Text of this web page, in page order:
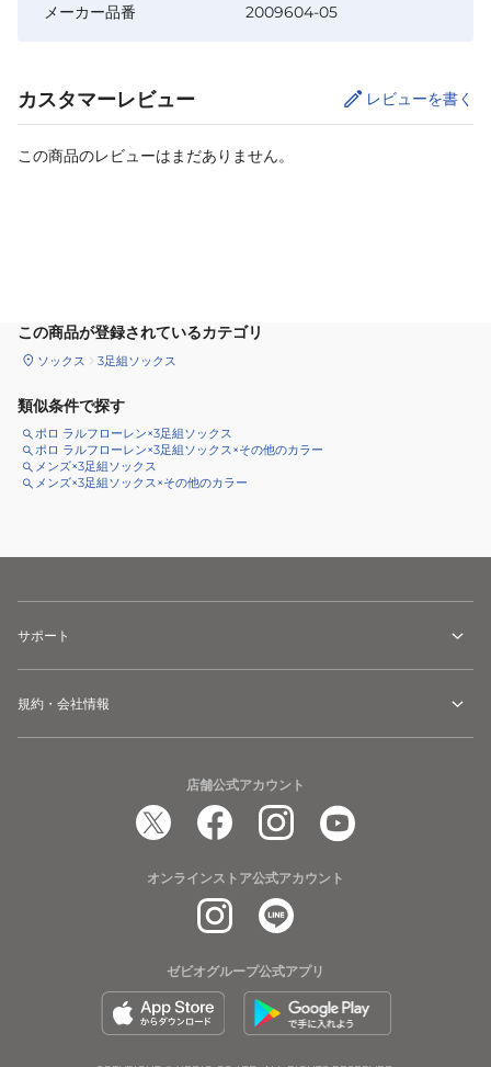
メーカー品番
2009604-05
カスタマーレビュー レビューを書く
この商品のレビューはまだありません。
この商品が登録されているカテゴリ
ソックス 3足組ソックス
類似条件で探す
ポロ ラルフローレン×3足組ソックス
ポロ ラルフローレン×3足組ソックス×その他のカラー
メンズ×3足組ソックス
メンズ×3足組ソックス×その他のカラー
サポート
規約・会社情報
店舗公式アカウント
オンラインストア公式アカウント
ゼビオグループ公式アプリ